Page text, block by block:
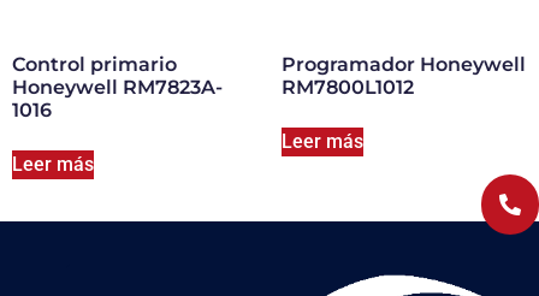
Control primario
Honeywell RM7823A-
1016
Leer más
Programador Honeywell
RM7800L1012
Leer más